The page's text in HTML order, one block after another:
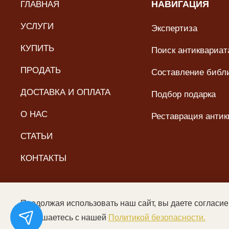
ГЛАВНАЯ
УСЛУГИ
КУПИТЬ
ПРОДАТЬ
ДОСТАВКА И ОПЛАТА
О НАС
СТАТЬИ
КОНТАКТЫ
НАВИГАЦИЯ
Экспертиза
Поиск
Составление
Подбор подарка
Реставрация
© ООО «Читальный зал дяди Гиляя», 2017–2026. Все
Цены не являются
Продолжая использовать наш сайт, вы даете
соглашаетесь с нашей Политикой безопасности.